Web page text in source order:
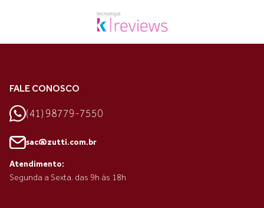
FALE CONOSCO
(41) 98779-7550
sac@zutti.com.br
Atendimento:
Segunda a Sexta. das 9h às 18h